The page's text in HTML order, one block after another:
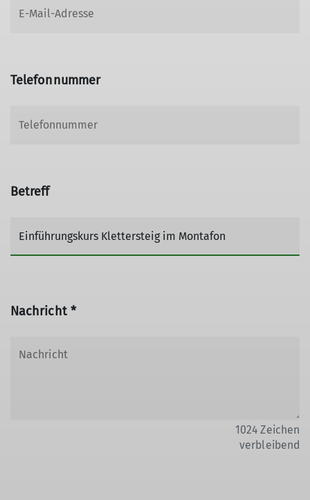
Telefonnummer
Betreff
Nachricht *
1024 Zeichen
verbleibend